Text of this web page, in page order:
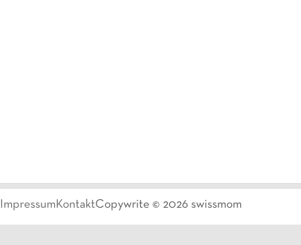
ImpressumKontaktCopywrite © 2026 swissmom